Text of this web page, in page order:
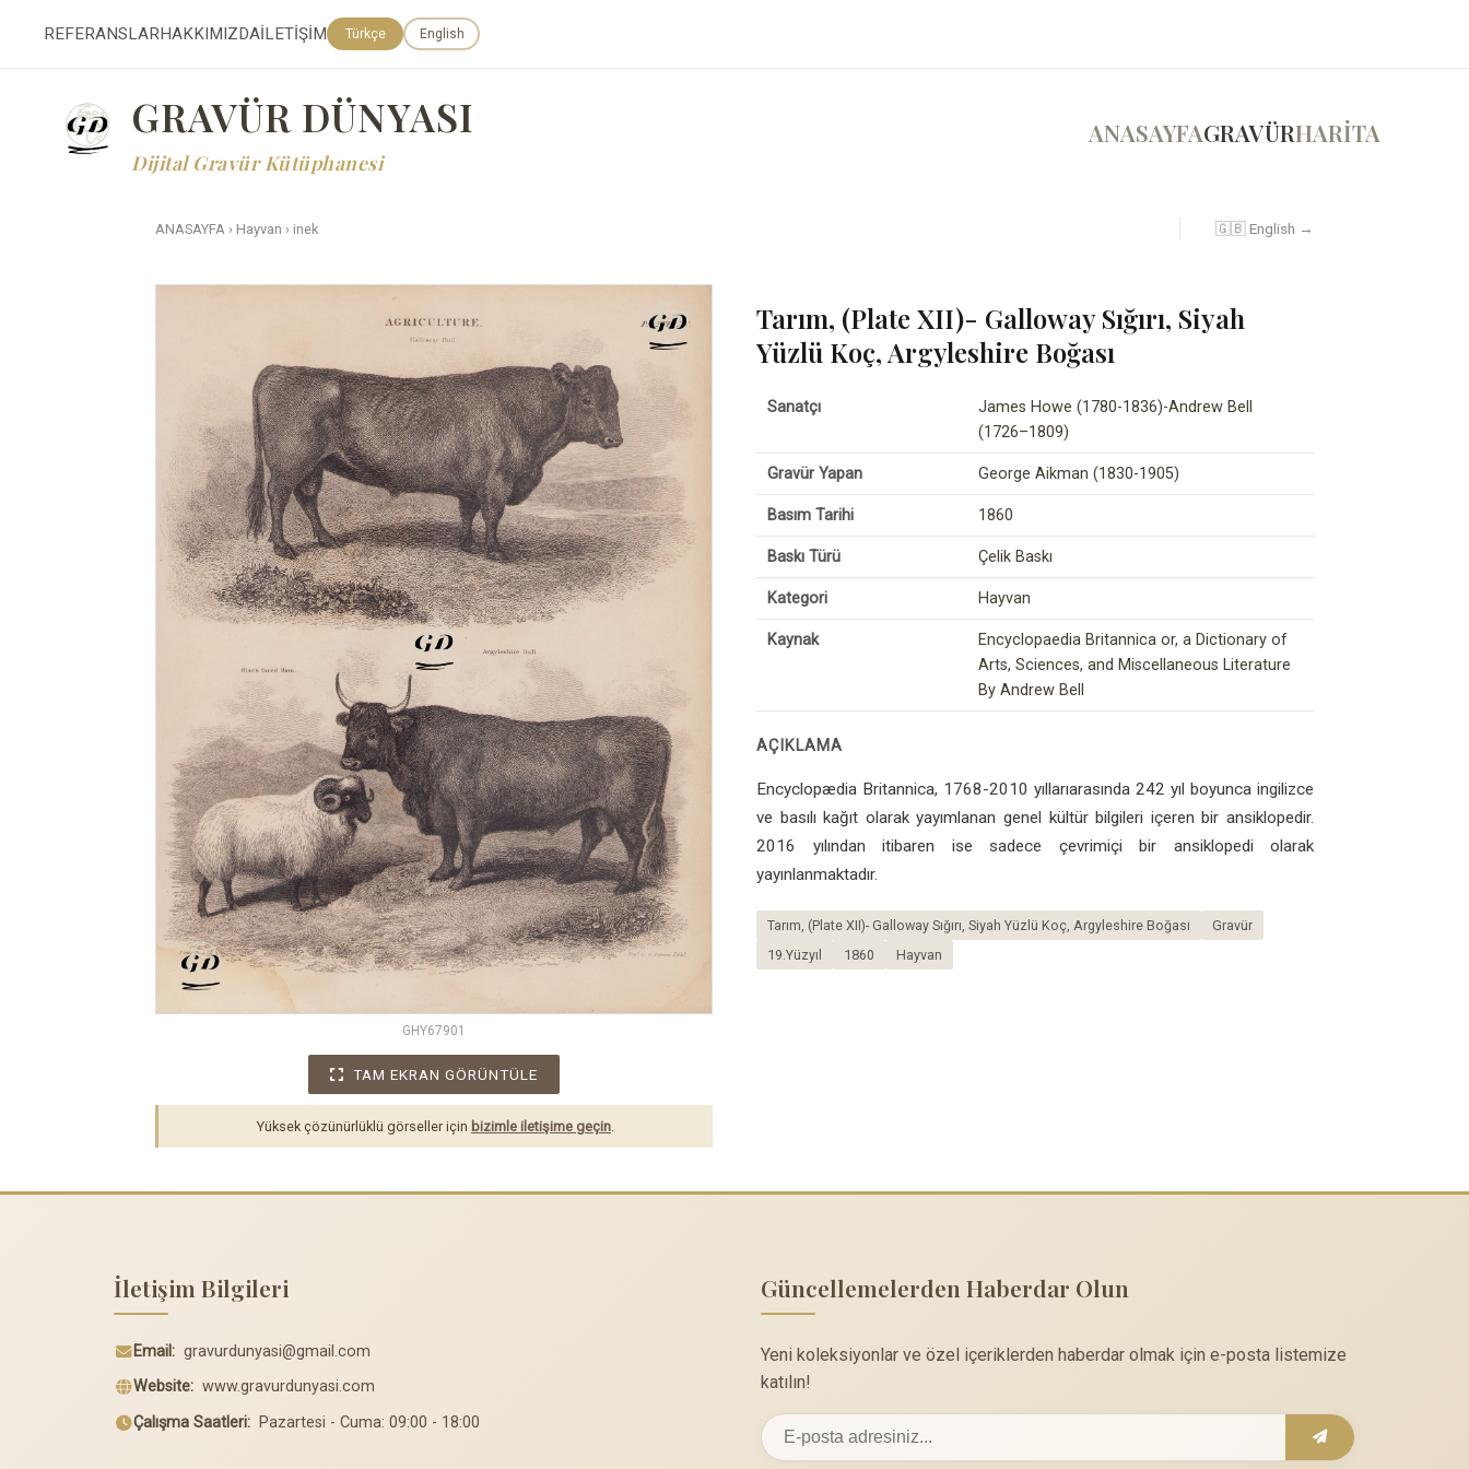
REFERANSLARHAKKIMIZDAİLETİŞİM Türkçe English
GRAVÜR DÜNYASI
Dijital Gravür Kütüphanesi
ANASAYFAGRAVÜRHARİTA
ANASAYFA › Hayvan › inek 🇬🇧 English →
GHY67901
TAM EKRAN GÖRÜNTÜLE
Yüksek çözünürlüklü görseller için bizimle iletişime geçin
Tarım, (Plate XII)- Galloway Sığırı, Siyah
Yüzlü Koç, Argyleshire Boğası
Sanatçı
James Howe (1780-1836)-Andrew Bell
(1726–1809)
Gravür Yapan George Aikman (1830-1905)
Basım Tarihi 1860
Baskı Türü Çelik Baskı
Kategori Hayvan
Kaynak
Encyclopaedia Britannica or, a Dictionary of
Arts, Sciences, and Miscellaneous Literature
By Andrew Bell
AÇIKLAMA
Encyclopædia Britannica, 1768-2010 yıllarıarasında 242 yıl boyunca ingilizce
ve basılı kağıt olarak yayımlanan genel kültür bilgileri içeren bir ansiklopedir.
2016 yılından itibaren ise sadece çevrimiçi bir ansiklopedi olarak
yayınlanmaktadır.
Tarım, (Plate XII)- Galloway Sığırı, Siyah Yüzlü Koç, Argyleshire Boğası
Gravür
19.Yüzyıl
1860 Hayvan
İletişim Bilgileri
Email: gravurdunyasi@gmail.com
Website: www.gravurdunyasi.com
Çalışma Saatleri: Pazartesi - Cuma: 09:00 - 18:00
Güncellemelerden Haberdar Olun
Yeni koleksiyonlar ve özel içeriklerden haberdar olmak için e-posta listemize
katılın!